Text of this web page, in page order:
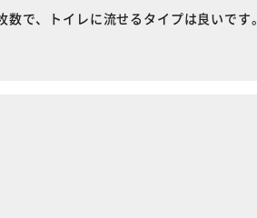
で、トイレに流せるタイプは良いです。